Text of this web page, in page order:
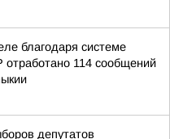
благодаря системе
отработано 114 сообщений
депутатов